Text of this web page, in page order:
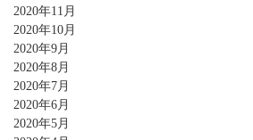
2020年11月
2020年10月
2020年9月
2020年8月
2020年7月
2020年6月
2020年5月